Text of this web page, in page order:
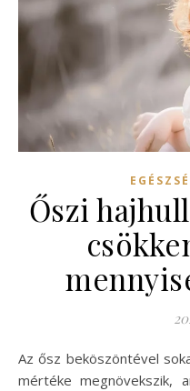
Őszi
Az ősz beköszöntével sokan tapasztalják, hogy a hajhullás
mértéke megnövekszik,